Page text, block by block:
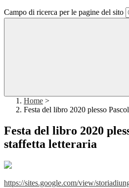
Campo di ricerca per le pagine del sito
Home >
Festa del libro 2020 plesso
Festa del libro 2020
staffetta letteraria
https://sites.google.com/view/